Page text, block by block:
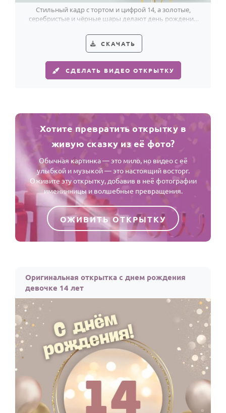
Стильный кадр с тортом и цифрой 14, а золотые,
серебристые и чёрные шары делают день рождения
СКАЧАТЬ
СДЕЛАТЬ ВИДЕО ОТКРЫТКУ
Хотите превратить открытку в
живую сказку из её фото?
Обычная картинка — это мило, но видео с её
улыбкой и музыкой — это настоящий восторг.
Оживите эту открытку, добавив в неё фотографии
именинницы и волшебные превращения.
ОЖИВИТЬ ОТКРЫТКУ
Оригинальная открытка с днем рождения
девочке 14 лет